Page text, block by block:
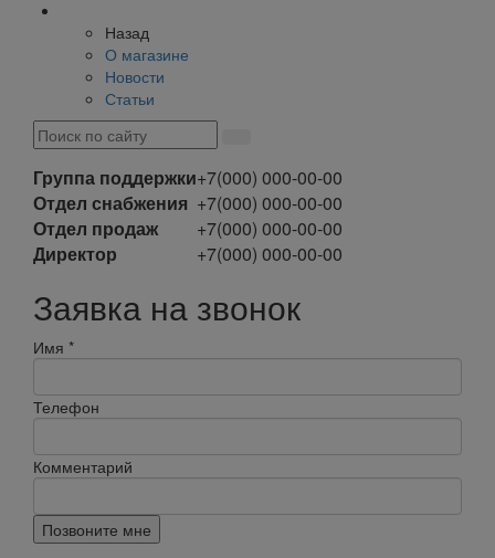
Назад
О магазине
Новости
Статьи
Группа поддержки+7(000) 000-00-00
Отдел снабжения +7(000) 000-00-00
Отдел продаж
+7(000) 000-00-00
Директор
+7(000) 000-00-00
Заявка на звонок
Имя *
Телефон
Комментарий
Позвоните мне